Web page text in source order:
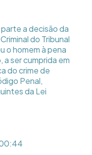
a decisão da
do Tribunal
o homem à pena
a ser cumprida em
do crime de
Penal,
da Lei